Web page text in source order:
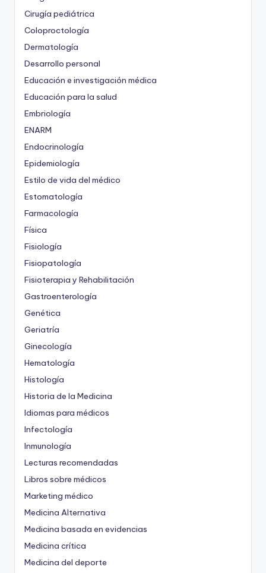
Cirugía pediátrica
Coloproctología
Dermatología
Desarrollo personal
Educación e investigación médica
Educación para la salud
Embriología
ENARM
Endocrinología
Epidemiología
Estilo de vida del médico
Estomatología
Farmacología
Física
Fisiología
Fisiopatología
Fisioterapia y Rehabilitación
Gastroenterología
Genética
Geriatría
Ginecología
Hematología
Histología
Historia de la Medicina
Idiomas para médicos
Infectología
Inmunología
Lecturas recomendadas
Libros sobre médicos
Marketing médico
Medicina Alternativa
Medicina basada en evidencias
Medicina crítica
Medicina del deporte